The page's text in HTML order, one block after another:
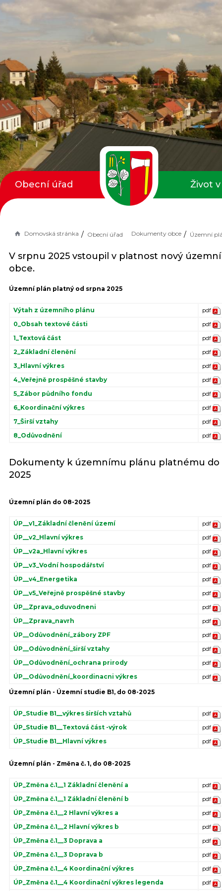
Domovská stránka Obecní úřad Dokumenty obce Územní
V srpnu 2025 vstoupil v platnost nový
obce.
Územní plán platný od srpna 2025
Výtah z územního plánu pdf
0_Obsah textové části pdf
1_Textová část pdf
2_Základní členění pdf
3_Hlavní výkres pdf
4_Veřejně prospěšné stavby pdf
5_Zábor půdního fondu pdf
6_Koordinační výkres pdf
7_Širší vztahy pdf
8_Odůvodnění pdf
Dokumenty k územnímu plánu platnému do
2025
Územní plán do 08-2025
ÚP__v1_Základní členění území pdf
ÚP__v2_Hlavní výkres pdf
ÚP__v2a_Hlavní výkres pdf
ÚP__v3_Vodní hospodářství pdf
ÚP__v4_Energetika pdf
ÚP__v5_Veřejně prospěšné stavby pdf
ÚP__Zprava_oduvodneni pdf
ÚP__Zprava_navrh pdf
ÚP__Odůvodnění_zábory ZPF pdf
ÚP__Odůvodnění_širší vztahy pdf
ÚP__Odůvodnění_ochrana prirody pdf
ÚP__Odůvodnění_koordinacni výkres pdf
Územní plán - Územní studie B1, do 08-2025
ÚP_Studie B1__výkres širších vztahů pdf
ÚP_Studie B1__Textová část -výrok pdf
ÚP_Studie B1__Hlavní výkres pdf
Územní plán - Změna č. 1, do 08-2025
ÚP_Změna č.1__1 Základní členění a pdf
ÚP_Změna č.1__1 Základní členění b pdf
ÚP_Změna č.1__2 Hlavní výkres a pdf
ÚP_Změna č.1__2 Hlavní výkres b pdf
ÚP_Změna č.1__3 Doprava a pdf
ÚP_Změna č.1__3 Doprava b pdf
ÚP_Změna č.1__4 Koordinační výkres pdf
ÚP_Změna č.1__4 Koordinační výkres legenda pdf
Obecní úřad Život